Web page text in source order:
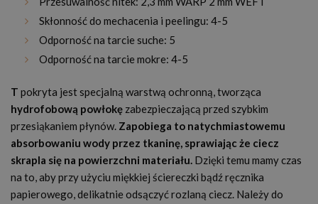
Skłonność do mechacenia i peelingu: 4-5
Odporność na tarcie suche: 5
Odporność na tarcie mokre: 4-5
T pokryta jest specjalną warstwą ochronną, tworząca
hydrofobową powłokę zabezpieczającą przed szybkim
przesiąkaniem płynów. Zapobiega to natychmiastowemu
absorbowaniu wody przez tkaninę, sprawiając że ciecz
skrapla się na powierzchni materiału. Dzięki temu mamy czas
na to, aby przy użyciu miękkiej ściereczki bądź ręcznika
papierowego, delikatnie odsączyć rozlaną ciecz. Należy do